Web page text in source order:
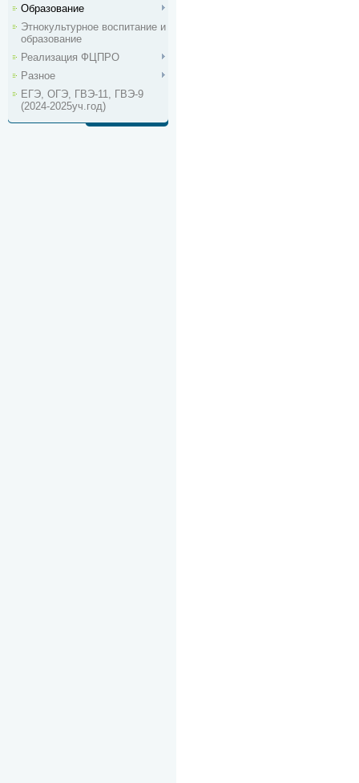
Образование
Этнокультурное воспитание и
образование
Реализация ФЦПРО
Разное
ЕГЭ, ОГЭ, ГВЭ-11, ГВЭ-9
(2024-2025уч.год)